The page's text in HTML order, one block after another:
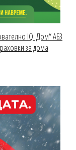
IQ: Дом“ АБЗ
за дома